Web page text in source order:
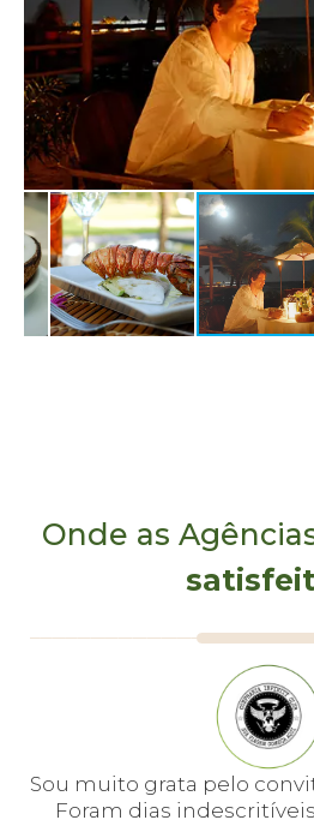
pagamento adicional, os
desertas, cachoeiras e piscinas
alternativas especificas para
aos melhores lugares para a
Consulte pacotes para sua estada
Itacaré, BA. Desfrute de serviços
concierge e reserve sua viagem de
férias de julho, feriados e baixa
pacotes especiais para
Onde as
Sou muito grata pelo
Foram dias